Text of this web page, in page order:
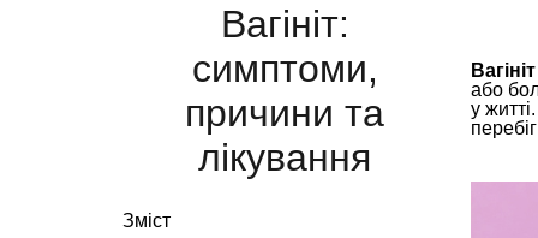
Вагініт:
симптоми,
причини та
лікування
Зміст
Вагініт
або
у